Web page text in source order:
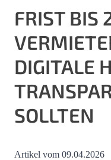
Wertermittlung
Aktuelles
Referenzen
Kontakt
FRIST BIS
DIGITALE
SOLLTEN
Artikel vom 09.04.2026